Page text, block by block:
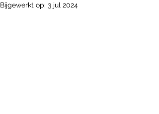
Bijgewerkt op: 3 jul 2024